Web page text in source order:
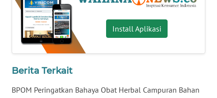
Install Aplikasi
Berita Terkait
BPOM Peringatkan Bahaya Obat Herbal Campuran Bahan
WN
BENGKULU
WN
LAMPUNG
WN